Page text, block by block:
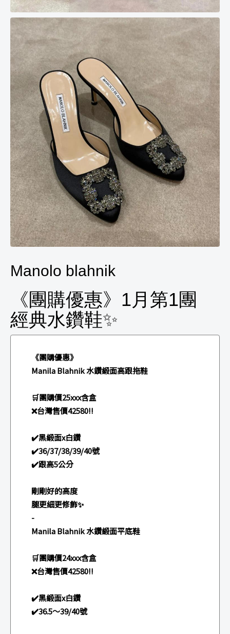
Manolo blahnik
《團購優惠》1月第1團
經典水鑽鞋✨
《團購優惠》
Manila Blahnik 水鑽緞面高跟拖鞋
🛒團購價25xxx含盒
❌台灣售價42580‼️
✔️黑緞面x白鑽
✔️36/37/38/39/40號
✔️跟高5公分
剛剛好的高度
腿更細更修飾✨
-
Manila Blahnik 水鑽緞面平底鞋
🛒團購價24xxx含盒
❌台灣售價42580‼️
✔️黑緞面x白鑽
✔️36.5～39/40號